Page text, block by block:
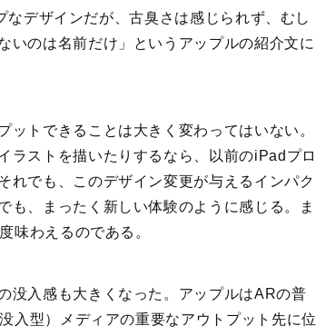
デザインだが、古臭さは感じられず、むし
いのは名前だけ」というアップルの紹介文に
トできることは大きく変わってはいない。
ラストを描いたりするなら、以前のiPadプロ
れでも、このデザイン変更が与えるインパク
も、まったく新しい体験のように感じる。ま
味わえるのである。
没入感も大きくなった。アップルはARの普
入型）メディアの重要なアウトプット先に位